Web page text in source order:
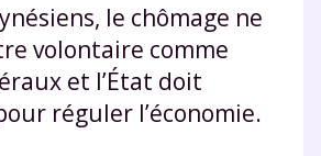
le chômage ne
volontaire comme
et l’État doit
réguler l’économie.